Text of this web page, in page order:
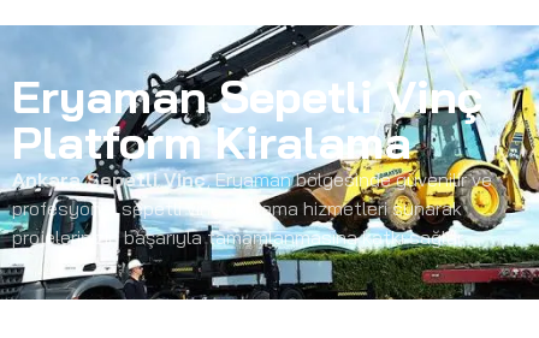
Eryaman Sepetli Vinç
Platform Kiralama
Ankara Sepetli Vinç, Eryaman bölgesinde güvenilir ve
profesyonel sepetli vinç kiralama hizmetleri sunarak
projelerinizin başarıyla tamamlanmasına katkı sağlar.